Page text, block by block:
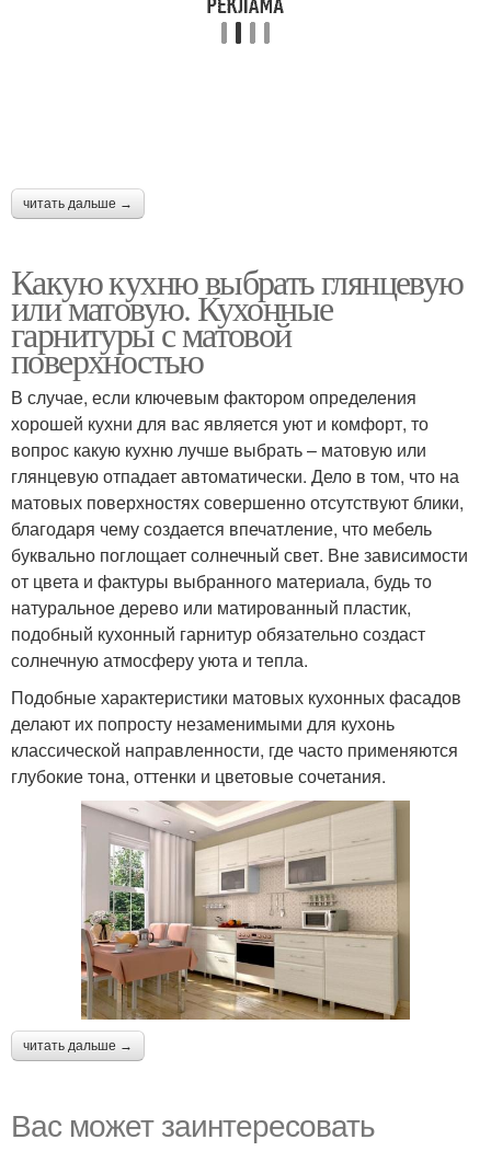
читать дальше →
Какую кухню выбрать глянцевую
или матовую. Кухонные
гарнитуры с матовой
поверхностью
В случае, если ключевым фактором определения
хорошей кухни для вас является уют и комфорт, то
вопрос какую кухню лучше выбрать – матовую или
глянцевую отпадает автоматически. Дело в том, что на
матовых поверхностях совершенно отсутствуют блики,
благодаря чему создается впечатление, что мебель
буквально поглощает солнечный свет. Вне зависимости
от цвета и фактуры выбранного материала, будь то
натуральное дерево или матированный пластик,
подобный кухонный гарнитур обязательно создаст
солнечную атмосферу уюта и тепла.
Подобные характеристики матовых кухонных фасадов
делают их попросту незаменимыми для кухонь
классической направленности, где часто применяются
глубокие тона, оттенки и цветовые сочетания.
читать дальше →
Вас может заинтересовать